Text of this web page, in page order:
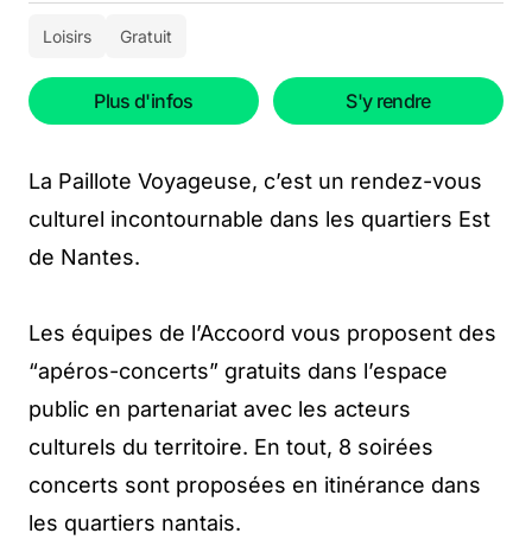
Loisirs Gratuit
Plus d'infos S'y rendre
La Paillote Voyageuse, c’est un rendez-vous
culturel incontournable dans les quartiers Est
de Nantes.
Les équipes de l’Accoord vous proposent des
“apéros-concerts” gratuits dans l’espace
public en partenariat avec les acteurs
culturels du territoire. En tout, 8 soirées
concerts sont proposées en itinérance dans
les quartiers nantais.